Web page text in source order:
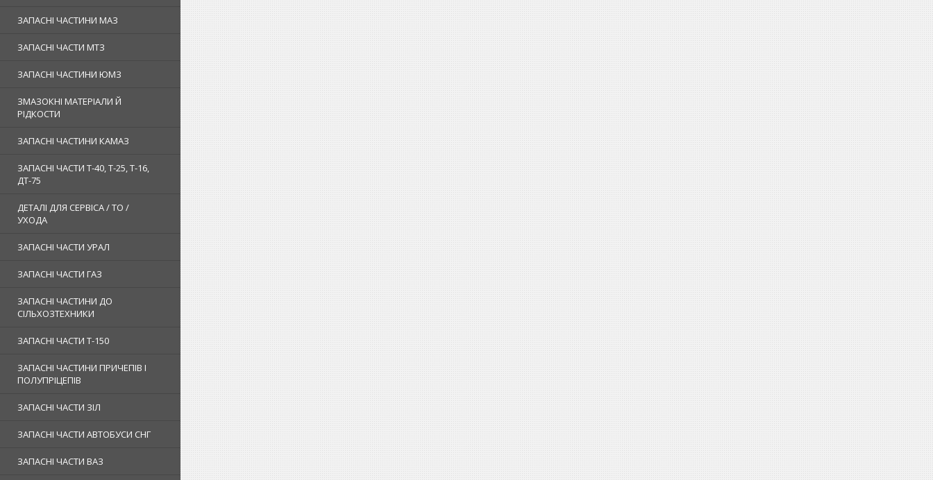
ЗАПАСНІ ЧАСТИНИ МАЗ
ЗАПАСНІ ЧАСТИ МТЗ
ЗАПАСНІ ЧАСТИНИ ЮМЗ
ЗМАЗОКНІ МАТЕРІАЛИ Й
РІДКОСТИ
ЗАПАСНІ ЧАСТИНИ КАМАЗ
ЗАПАСНІ ЧАСТИ Т-40, Т-25, Т-16,
ДТ-75
ДЕТАЛІ ДЛЯ СЕРВІСА / ТО /
УХОДА
ЗАПАСНІ ЧАСТИ УРАЛ
ЗАПАСНІ ЧАСТИ ГАЗ
ЗАПАСНІ ЧАСТИНИ ДО
СІЛЬХОЗТЕХНИКИ
ЗАПАСНІ ЧАСТИ Т-150
ЗАПАСНІ ЧАСТИНИ ПРИЧЕПІВ І
ПОЛУПРІЦЕПІВ
ЗАПАСНІ ЧАСТИ ЗІЛ
ЗАПАСНІ ЧАСТИ АВТОБУСИ СНГ
ЗАПАСНІ ЧАСТИ ВАЗ